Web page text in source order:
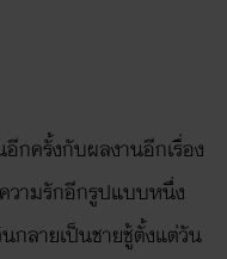
กครั้งกับผลงานอีกเรื่อง
วามรักอีกรูปแบบหนึ่ง
กลายเป็นชายชู้ตั้งแต่วัน